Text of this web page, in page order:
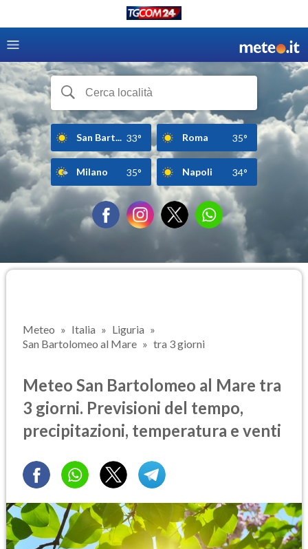
San Bart... 33° Roma 35°
Milano 35° Napoli 34°
Meteo Italia
Liguria
San Bartolomeo al Mare
tra 3 giorni
Meteo San Bartolomeo al Mare tra
3 giorni. Previsioni del tempo,
precipitazioni, temperatura e venti